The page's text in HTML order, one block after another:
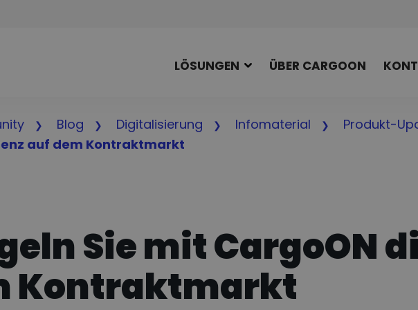
LÖSUNGEN ÜBER CARGOON
Blog Digitalisierung Infomaterial
Produkt-
auf dem Kontraktmarkt
Sie mit CargoON
Kontraktmarkt